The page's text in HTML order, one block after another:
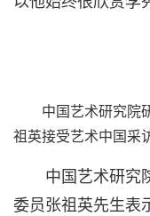
中国艺术研究院
祖英接受艺术中国采
中国艺术研究
委员张祖英先生表